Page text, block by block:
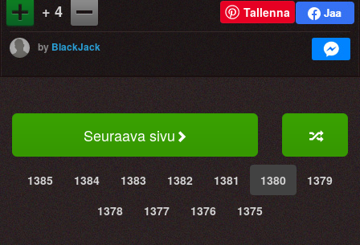
+ 4 Tallenna
by BlackJack
Seuraava sivu
1385 1384 1383 1382 1381 1380
1379
1378
1377 1376 1375